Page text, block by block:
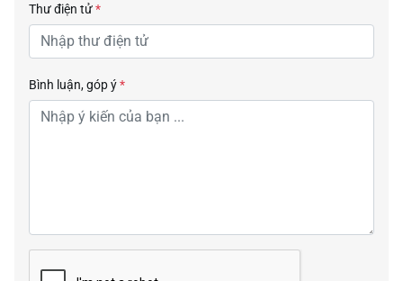
Thư điện tử*
Bình luận, góp ý*